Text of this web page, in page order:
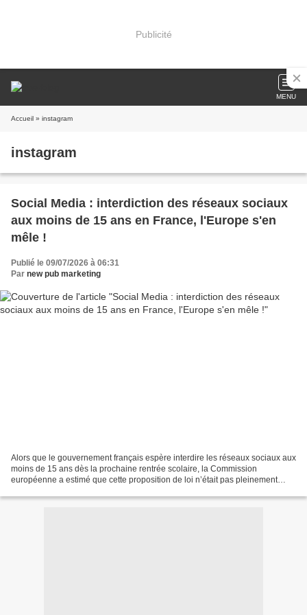
Publicité
MENU
Accueil » instagram
instagram
Social Media : interdiction des réseaux sociaux
aux moins de 15 ans en France, l'Europe s'en
mêle !
Publié le 09/07/2026 à 06:31
Par new pub marketing
Alors que le gouvernement français espère interdire les réseaux sociaux aux
moins de 15 ans dès la prochaine rentrée scolaire, la Commission
européenne a estimé que cette proposition de loi n’était pas pleinement